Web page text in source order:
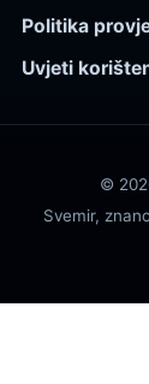
Politika
Uvjeti
©
Svemir,